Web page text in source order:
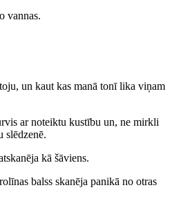
vannas.
un kaut kas manā tonī lika viņam
ar noteiktu kustību un, ne mirkli
slēdzenē.
kā šāviens.
balss skanēja panikā no otras